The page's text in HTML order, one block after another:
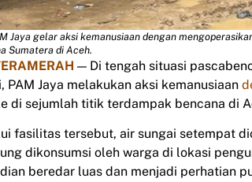
Jaya gelar aksi kemanusiaan dengan
Sumatera di Aceh.
— Di tengah situasi
PAM Jaya melakukan aksi kemanusiaan
di sejumlah titik terdampak bencana di
fasilitas tersebut, air sungai setempat
dikonsumsi oleh warga di lokasi
beredar luas dan menjadi perhatian